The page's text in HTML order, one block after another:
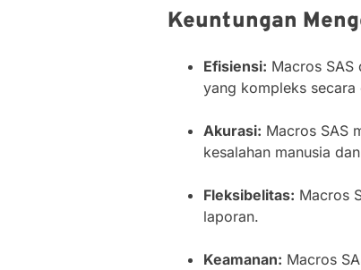
Keuntungan
Efisiensi: Macros
yang kompleks
Akurasi: Macros SAS
kesalahan manusia
Fleksibelitas: Macros
laporan.
Keamanan: Macros